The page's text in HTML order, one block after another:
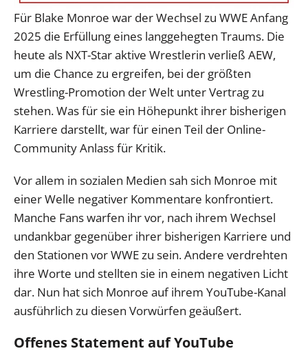
Für Blake Monroe war der Wechsel zu WWE Anfang
2025 die Erfüllung eines langgehegten Traums. Die
heute als NXT-Star aktive Wrestlerin verließ AEW,
um die Chance zu ergreifen, bei der größten
Wrestling-Promotion der Welt unter Vertrag zu
stehen. Was für sie ein Höhepunkt ihrer bisherigen
Karriere darstellt, war für einen Teil der Online-
Community Anlass für Kritik.
Vor allem in sozialen Medien sah sich Monroe mit
einer Welle negativer Kommentare konfrontiert.
Manche Fans warfen ihr vor, nach ihrem Wechsel
undankbar gegenüber ihrer bisherigen Karriere und
den Stationen vor WWE zu sein. Andere verdrehten
ihre Worte und stellten sie in einem negativen Licht
dar. Nun hat sich Monroe auf ihrem YouTube-Kanal
ausführlich zu diesen Vorwürfen geäußert.
Offenes Statement auf YouTube